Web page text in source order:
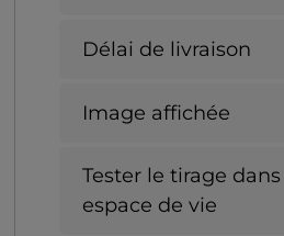
Délai de livraison
Image affichée
Tester le tirage
espace de vie